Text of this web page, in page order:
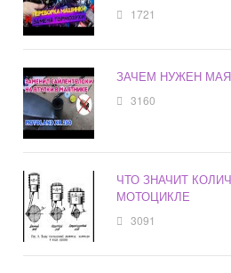
1721
ЗАЧЕМ НУЖЕН
3160
ЧТО ЗНАЧИТ
МОТОЦИКЛЕ
3091